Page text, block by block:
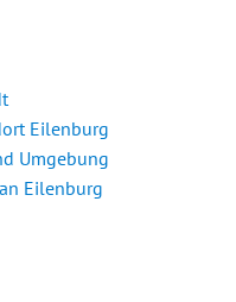
Eilenburg
Umgebung
Eilenburg